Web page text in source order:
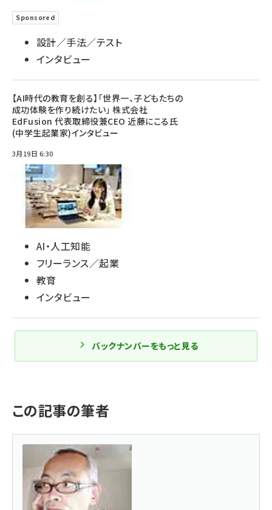
Sponsored
設計／手法／テスト
インタビュー
【AI時代の教育を創る】「世界一、子どもたちの
成功体験を作り続けたい」 株式会社
EdFusion 代表取締役兼CEO 近藤にこる氏
(中学生起業家)インタビュー
3月19日 6:30
AI・人工知能
フリーランス／起業
教育
インタビュー
バックナンバーをもっと見る
この記事の筆者